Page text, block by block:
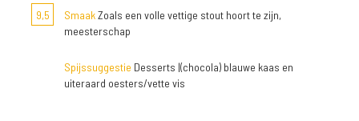
9,5 SmaakZoals een volle vettige stout hoort te zijn,
meesterschap
Spijssuggestie Desserts |(chocola) blauwe kaas en
uiteraard oesters/vette vis